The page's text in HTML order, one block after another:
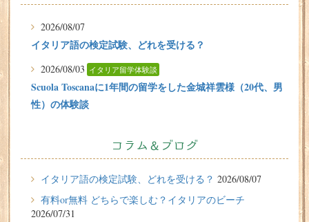
2026/08/07
イタリア語の検定試験、どれを受ける？
2026/08/03 イタリア留学体験談
Scuola Toscanaに1年間の留学をした金城祥雲様（20代、男
性）の体験談
有料or無料 どちらで楽しむ？イタリアのビーチ
フィレンツェに1週間の語学留学をしたT.Sさん（10代、女
性）の体験談
コラム＆ブログ
イタリア語の検定試験、どれを受ける？ 2026/08/07
有料or無料 どちらで楽しむ？イタリアのビーチ
2026/07/31